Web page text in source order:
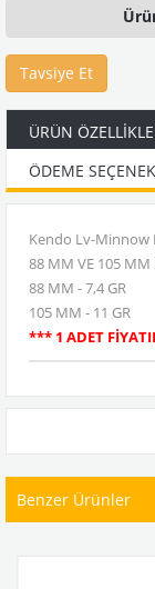
Tavsiye Et
ÜRÜN
ÖDEME
Kendo Lv-Minnow
88 MM VE 105 MM
88 MM - 7,4 GR
105 MM - 11 GR
*** 1 ADET
Benzer Ürünler